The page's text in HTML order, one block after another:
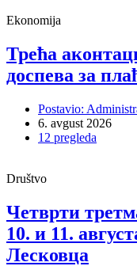
Ekonomija
Трећа
доспева за
Postavio:
6. avgust 2026
12 pregleda
Društvo
Четврти
10. и 11.
Лесковца